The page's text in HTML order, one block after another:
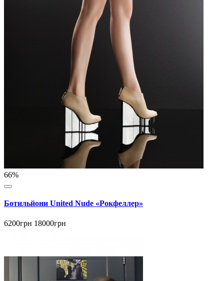
66%
Ботильйони United Nude «Рокфеллер»
6200грн 18000грн